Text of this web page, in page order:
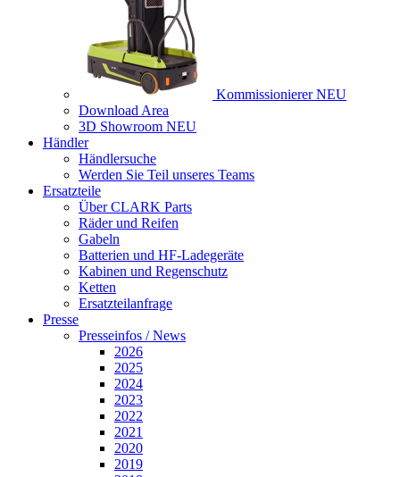
Kommissionierer NEU
Download Area
3D Showroom NEU
Händler
Händlersuche
Werden Sie Teil unseres Teams
Ersatzteile
Über CLARK Parts
Räder und Reifen
Gabeln
Batterien und HF-Ladegeräte
Kabinen und Regenschutz
Ketten
Ersatzteilanfrage
Presse
Presseinfos / News
2026
2025
2024
2023
2022
2021
2020
2019